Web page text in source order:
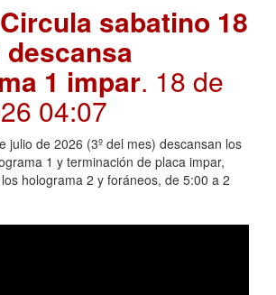
sabatino 18
1 impar. 18 de
04:07
julio de 2026 (3º del mes) descansan los
1 y terminación de placa impar,
holograma 2 y foráneos, de 5:00 a 2